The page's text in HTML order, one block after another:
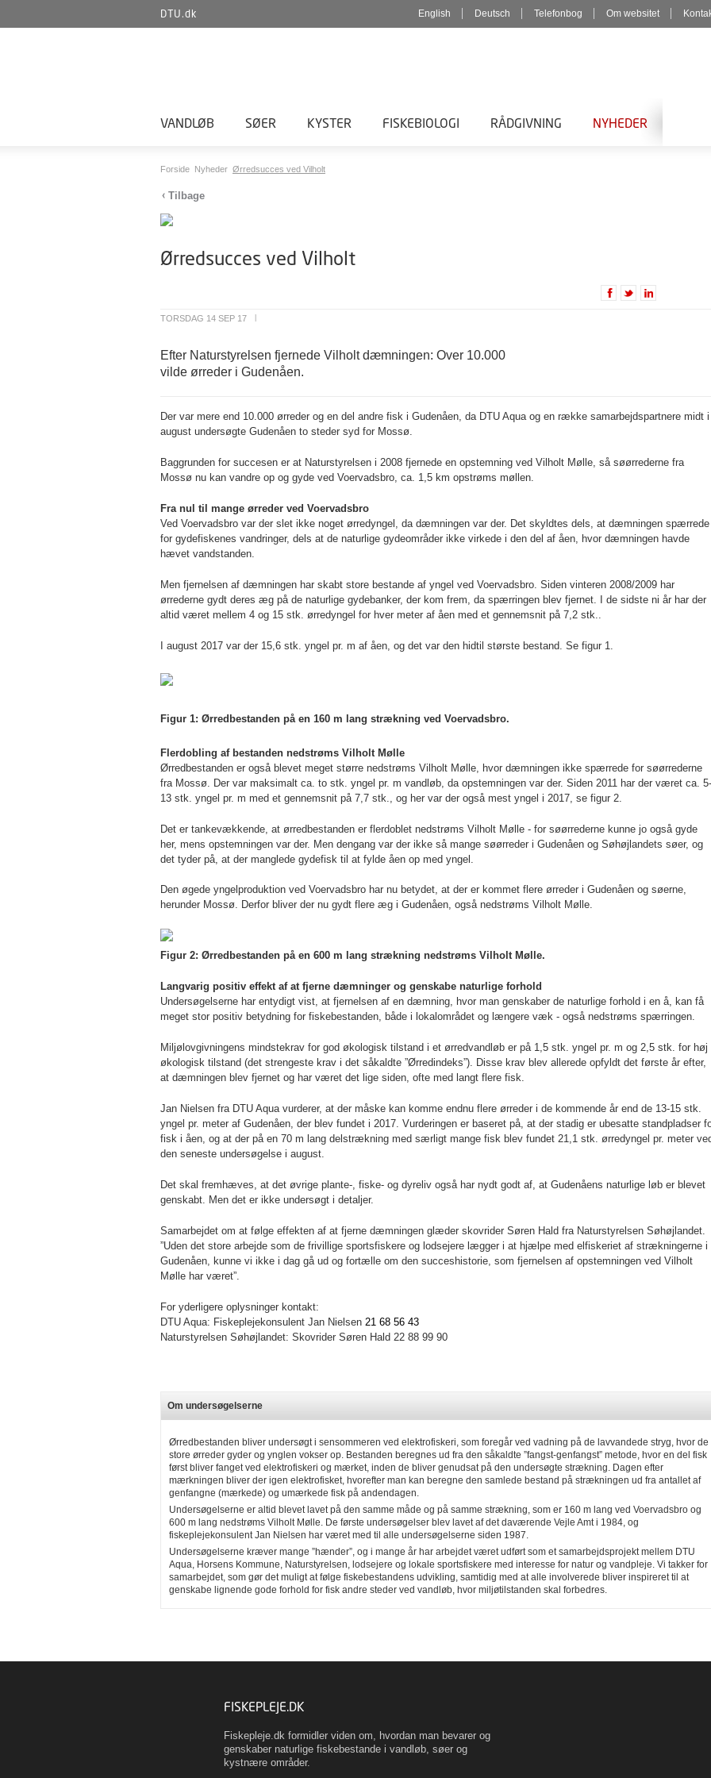
DTU.dk English Deutsch Telefonbog Om websitet
VANDLØB SØER KYSTER FISKEBIOLOGI RÅDGIVNING NYHEDER
Forside Nyheder Ørredsucces ved Vilholt
Tilbage
Ørredsucces ved Vilholt
TORSDAG 14 SEP 17
Efter Naturstyrelsen fjernede Vilholt dæmningen: Over 10.000
vilde ørreder i Gudenåen.
Der var mere end 10.000 ørreder og en del andre fisk i Gudenåen, da DTU Aqua og en række samarbejdspartnere midt i
august undersøgte Gudenåen to steder syd for Mossø.
Baggrunden for succesen er at Naturstyrelsen i 2008 fjernede en opstemning ved Vilholt Mølle, så søørrederne fra
Mossø nu kan vandre op og gyde ved Voervadsbro, ca. 1,5 km opstrøms møllen.
Fra nul til mange ørreder ved Voervadsbro
Ved Voervadsbro var der slet ikke noget ørredyngel, da dæmningen var der. Det skyldtes dels, at dæmningen spærrede
for gydefiskenes vandringer, dels at de naturlige gydeområder ikke virkede i den del af åen, hvor dæmningen havde
hævet vandstanden.
Men fjernelsen af dæmningen har skabt store bestande af yngel ved Voervadsbro. Siden vinteren 2008/2009 har
ørrederne gydt deres æg på de naturlige gydebanker, der kom frem, da spærringen blev fjernet. I de sidste ni år har der
altid været mellem 4 og 15 stk. ørredyngel for hver meter af åen med et gennemsnit på 7,2 stk..
I august 2017 var der 15,6 stk. yngel pr. m af åen, og det var den hidtil største bestand. Se figur 1.
Figur 1: Ørredbestanden på en 160 m lang strækning ved Voervadsbro.
Flerdobling af bestanden nedstrøms Vilholt Mølle
Ørredbestanden er også blevet meget større nedstrøms Vilholt Mølle, hvor dæmningen ikke spærrede for søørrederne
fra Mossø. Der var maksimalt ca. to stk. yngel pr. m vandløb, da opstemningen var der. Siden 2011 har der været ca. 5-
13 stk. yngel pr. m med et gennemsnit på 7,7 stk., og her var der også mest yngel i 2017, se figur 2.
Det er tankevækkende, at ørredbestanden er flerdoblet nedstrøms Vilholt Mølle - for søørrederne kunne jo også gyde
her, mens opstemningen var der. Men dengang var der ikke så mange søørreder i Gudenåen og Søhøjlandets søer, og
det tyder på, at der manglede gydefisk til at fylde åen op med yngel.
Den øgede yngelproduktion ved Voervadsbro har nu betydet, at der er kommet flere ørreder i Gudenåen og søerne,
herunder Mossø. Derfor bliver der nu gydt flere æg i Gudenåen, også nedstrøms Vilholt Mølle.
Figur 2: Ørredbestanden på en 600 m lang strækning nedstrøms Vilholt Mølle.
Langvarig positiv effekt af at fjerne dæmninger og genskabe naturlige forhold
Undersøgelserne har entydigt vist, at fjernelsen af en dæmning, hvor man genskaber de naturlige forhold i en å, kan få
meget stor positiv betydning for fiskebestanden, både i lokalområdet og længere væk - også nedstrøms spærringen.
Miljølovgivningens mindstekrav for god økologisk tilstand i et ørredvandløb er på 1,5 stk. yngel pr. m og 2,5 stk. for høj
økologisk tilstand (det strengeste krav i det såkaldte ”Ørredindeks”). Disse krav blev allerede opfyldt det første år efter,
at dæmningen blev fjernet og har været det lige siden, ofte med langt flere fisk.
Jan Nielsen fra DTU Aqua vurderer, at der måske kan komme endnu flere ørreder i de kommende år end de 13-15 stk.
yngel pr. meter af Gudenåen, der blev fundet i 2017. Vurderingen er baseret på, at der stadig er ubesatte standpladser
fisk i åen, og at der på en 70 m lang delstrækning med særligt mange fisk blev fundet 21,1 stk. ørredyngel pr. meter
den seneste undersøgelse i august.
Det skal fremhæves, at det øvrige plante-, fiske- og dyreliv også har nydt godt af, at Gudenåens naturlige løb er blevet
genskabt. Men det er ikke undersøgt i detaljer.
Samarbejdet om at følge effekten af at fjerne dæmningen glæder skovrider Søren Hald fra Naturstyrelsen Søhøjlandet.
”Uden det store arbejde som de frivillige sportsfiskere og lodsejere lægger i at hjælpe med elfiskeriet af strækningerne i
Gudenåen, kunne vi ikke i dag gå ud og fortælle om den succeshistorie, som fjernelsen af opstemningen ved Vilholt
Mølle har været”.
For yderligere oplysninger kontakt:
DTU Aqua: Fiskeplejekonsulent Jan Nielsen 21 68 56 43
Naturstyrelsen Søhøjlandet: Skovrider Søren Hald 22 88 99 90
Om undersøgelserne
Ørredbestanden bliver undersøgt i sensommeren ved elektrofiskeri, som foregår ved vadning på de lavvandede stryg, hvor de
store ørreder gyder og ynglen vokser op. Bestanden beregnes ud fra den såkaldte ”fangst-genfangst” metode, hvor en del fisk
først bliver fanget ved elektrofiskeri og mærket, inden de bliver genudsat på den undersøgte strækning. Dagen efter
mærkningen bliver der igen elektrofisket, hvorefter man kan beregne den samlede bestand på strækningen ud fra antallet af
genfangne (mærkede) og umærkede fisk på andendagen.
Undersøgelserne er altid blevet lavet på den samme måde og på samme strækning, som er 160 m lang ved Voervadsbro og
600 m lang nedstrøms Vilholt Mølle. De første undersøgelser blev lavet af det daværende Vejle Amt i 1984, og
fiskeplejekonsulent Jan Nielsen har været med til alle undersøgelserne siden 1987.
Undersøgelserne kræver mange ”hænder”, og i mange år har arbejdet været udført som et samarbejdsprojekt mellem DTU
Aqua, Horsens Kommune, Naturstyrelsen, lodsejere og lokale sportsfiskere med interesse for natur og vandpleje. Vi takker for
samarbejdet, som gør det muligt at følge fiskebestandens udvikling, samtidig med at alle involverede bliver inspireret til at
genskabe lignende gode forhold for fisk andre steder ved vandløb, hvor miljøtilstanden skal forbedres.
FISKEPLEJE.DK
Fiskepleje.dk formidler viden om, hvordan man bevarer og
genskaber naturlige fiskebestande i vandløb, søer og
kystnære områder.